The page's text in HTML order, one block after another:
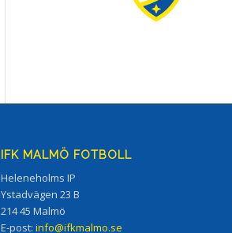
IFK MALMÖ FOTBOLL
Heleneholms IP
Ystadvägen 23 B
214 45 Malmö
E-post:info@ifkmalmo.se